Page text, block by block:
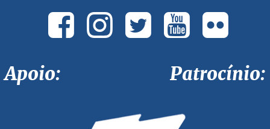
Apoio: Patrocínio: